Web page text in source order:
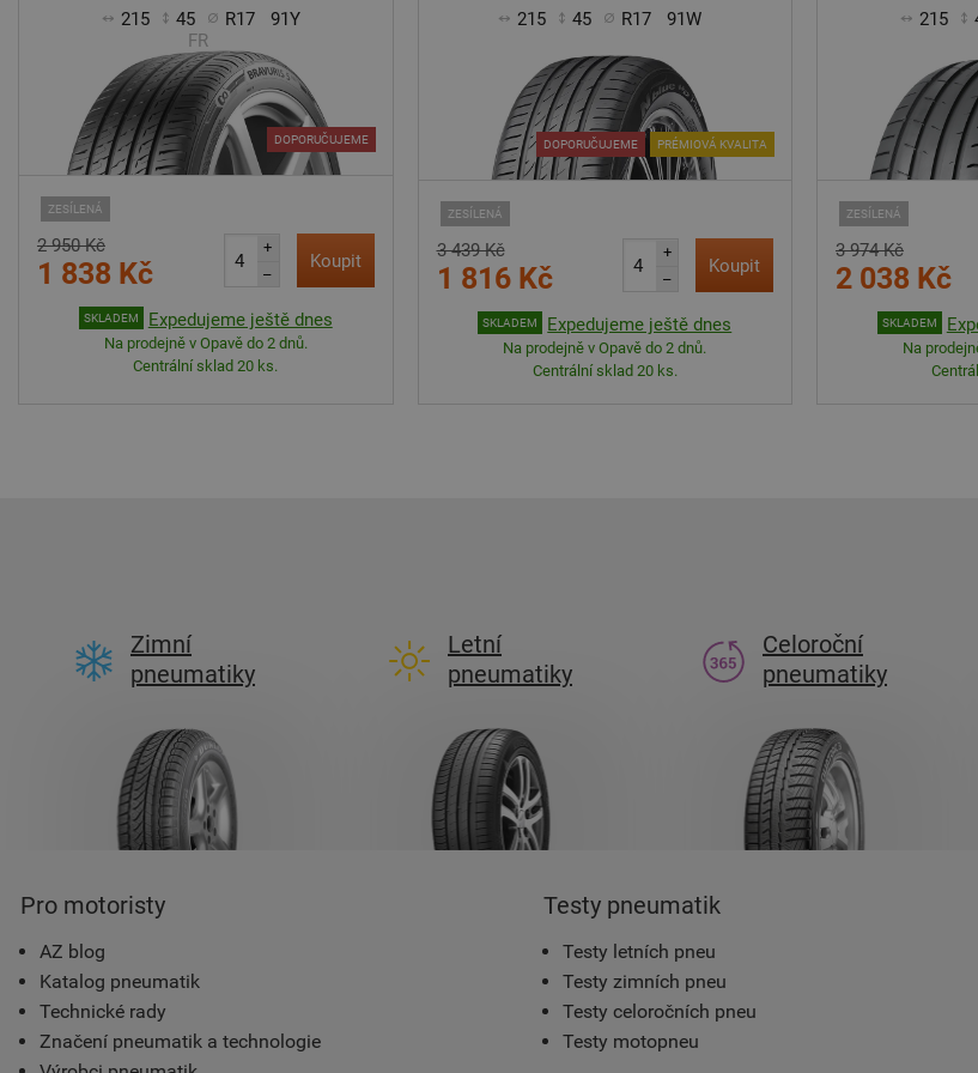
215 45 R17
91Y
FR
ZESÍLENÁ
DOPORUČUJEME
2 950 Kč
1 838 Kč
+
–
Koupit
SKLADEM Expedujeme ještě dnes
Na prodejně v Opavě do 2 dnů.
Centrální sklad 20 ks.
215 45 R17 91W
ZESÍLENÁ
DOPORUČUJEME PRÉMIOVÁ KVALITA
3 439 Kč
1 816 Kč
+
–
Koupit
SKLADEM Expedujeme ještě dnes
Na prodejně v Opavě do 2 dnů.
Centrální sklad 20 ks.
215
ZESÍLENÁ
3 974 Kč
2 038 Kč
SKLADEM
Na
Zimní
pneumatiky
Letní
pneumatiky
Celoroční
pneumatiky
Pro motoristy
AZ blog
Katalog pneumatik
Technické rady
Značení pneumatik a technologie
Testy pneumatik
Testy letních pneu
Testy zimních pneu
Testy celoročních pneu
Testy motopneu